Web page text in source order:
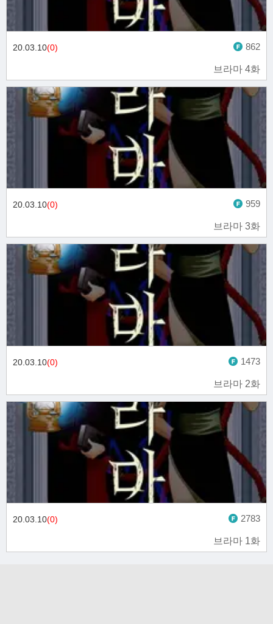
브라마 4화
20.03.10(0) 862
브라마 3화
20.03.10(0) 959
브라마 2화
20.03.10(0) 1473
브라마 1화
20.03.10(0) 2783